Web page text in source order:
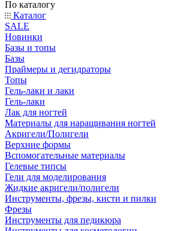
По каталогу
Каталог
SALE
Новинки
Базы и топы
Базы
Праймеры и дегидраторы
Топы
Гель-лаки и лаки
Гель-лаки
Лак для ногтей
Материалы для наращивания ногтей
Акригели/Полигели
Верхние формы
Вспомогательные материалы
Гелевые типсы
Гели для моделирования
Жидкие акригели/полигели
Инструменты, фрезы, кисти и пилки
Фрезы
Инструменты для педикюра